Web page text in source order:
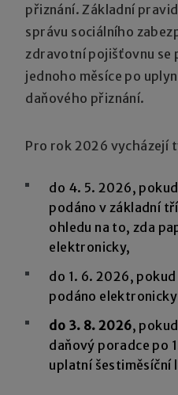
přiznání. Základní
správu sociálního
zdravotní pojišťovnu se
jednoho měsíce po
daňového přiznání.
Pro rok 2026 vycházejí
do 4. 5. 2026,
podáno v základní
ohledu na to, zda
elektronicky,
do 1. 6. 2026,
podáno
do 3. 8. 2026,
daňový poradce po
uplatní šestiměsíční